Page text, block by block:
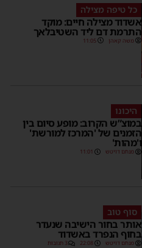
כל טיפה מצילה
אשדוד מצילה חיים: מוקד
התרמת דם ליד השטיבלאך
משה קאהן 11:05
היכונו
במוצ”ש הקרוב: מופע סיום בין
הזמנים של 'המרכז למורשת'
ו'מהות'
מנחם דויטש 11:01
סוף טוב
אותר בחור הישיבה שנעדר
בחוף הנפרד באשדוד
מנחם דויטש 22:08 3 תגובות